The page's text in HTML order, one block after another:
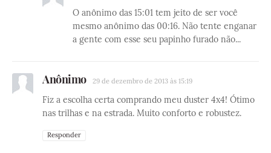
O anônimo das 15:01 tem jeito de ser você
mesmo anônimo das 00:16. Não tente enganar
a gente com esse seu papinho furado não...
Anônimo 29 de dezembro de 2013 às 15:19
Fiz a escolha certa comprando meu duster 4x4! Ótimo
nas trilhas e na estrada. Muito conforto e robustez.
Responder